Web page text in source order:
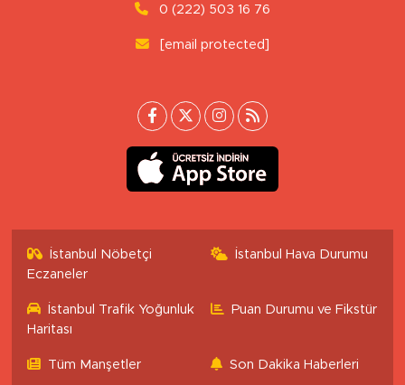
0 (222) 503 16 76
[email protected]
İstanbul Nöbetçi
Eczaneler
İstanbul Hava Durumu
İstanbul Trafik Yoğunluk
Haritası
Puan Durumu ve Fikstür
Tüm Manşetler Son Dakika Haberleri